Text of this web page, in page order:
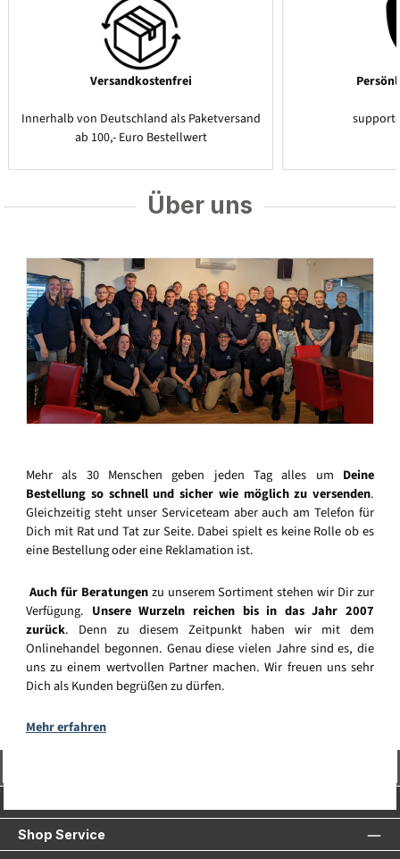
Versandkostenfrei
Innerhalb von Deutschland als Paketversand
ab 100,- Euro Bestellwert
Über uns
Mehr als 30 Menschen geben jeden Tag alles um Deine
Bestellung so schnell und sicher wie möglich zu versenden.
Gleichzeitig steht unser Serviceteam aber auch am Telefon für
Dich mit Rat und Tat zur Seite. Dabei spielt es keine Rolle ob es
eine Bestellung oder eine Reklamation ist.
Auch für Beratungenzu unserem Sortiment stehen wir Dir zur
Verfügung. Unsere Wurzeln reichen bis in das Jahr 2007
zurück. Denn zu diesem Zeitpunkt haben wir mit dem
Onlinehandel begonnen. Genau diese vielen Jahre sind es, die
uns zu einem wertvollen Partner machen. Wir freuen uns sehr
Dich als Kunden begrüßen zu dürfen.
Mehr erfahren
Shop Service